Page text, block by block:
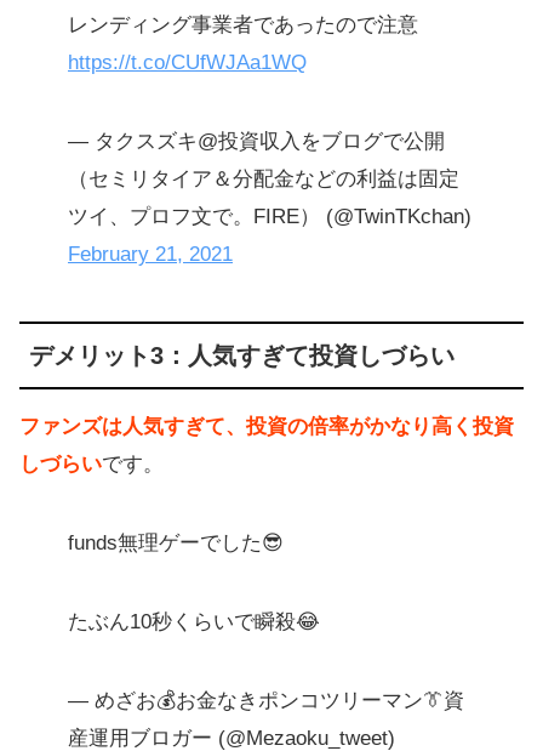
レンディング事業者であったので注意
https://t.co/CUfWJAa1WQ
— タクスズキ@投資収入をブログで公開
（セミリタイア＆分配金などの利益は固定
ツイ、プロフ文で。FIRE） (@TwinTKchan)
February 21, 2021
デメリット3：人気すぎて投資しづらい
ファンズは人気すぎて、投資の倍率がかなり高く投資
しづらいです。
funds無理ゲーでした😎
たぶん10秒くらいで瞬殺😂
— めざお💰お金なきポンコツリーマン👔資
産運用ブロガー (@Mezaoku_tweet)